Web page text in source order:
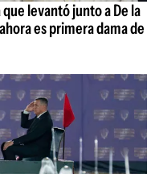
levantó junto a De la
es primera dama de